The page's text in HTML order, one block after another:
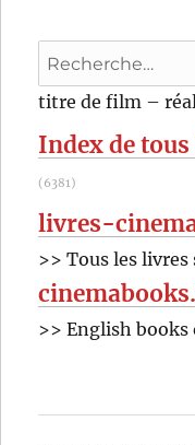
Recherche
pour
titre de film –
Index de
(6381)
livres-
>> Tous les livres
>> English books